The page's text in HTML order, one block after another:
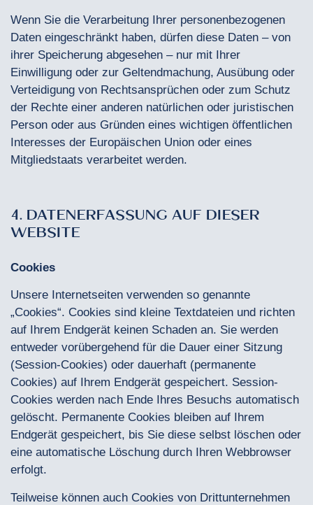
Wenn Sie die Verarbeitung Ihrer personenbezogenen
Daten eingeschränkt haben, dürfen diese Daten – von
ihrer Speicherung abgesehen – nur mit Ihrer
Einwilligung oder zur Geltendmachung, Ausübung oder
Verteidigung von Rechtsansprüchen oder zum Schutz
der Rechte einer anderen natürlichen oder juristischen
Person oder aus Gründen eines wichtigen öffentlichen
Interesses der Europäischen Union oder eines
Mitgliedstaats verarbeitet werden.
4. DATENERFASSUNG AUF DIESER
WEBSITE
Cookies
Unsere Internetseiten verwenden so genannte
„Cookies“. Cookies sind kleine Textdateien und richten
auf Ihrem Endgerät keinen Schaden an. Sie werden
entweder vorübergehend für die Dauer einer Sitzung
(Session-Cookies) oder dauerhaft (permanente
Cookies) auf Ihrem Endgerät gespeichert. Session-
Cookies werden nach Ende Ihres Besuchs automatisch
gelöscht. Permanente Cookies bleiben auf Ihrem
Endgerät gespeichert, bis Sie diese selbst löschen oder
eine automatische Löschung durch Ihren Webbrowser
erfolgt.
Teilweise können auch Cookies von Drittunternehmen